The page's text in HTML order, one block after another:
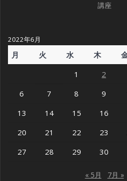
講座
2022年6月
月 火 水 木
1
2
6
7 8 9
13
14 15 16
20
21 22 23
27
28 29 30
« 5月 7月 »